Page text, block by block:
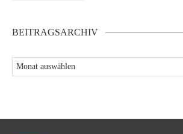
BEITRAGSARCHIV